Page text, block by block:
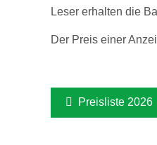
Leser erhalten die
Der Preis einer
Preisliste 2026